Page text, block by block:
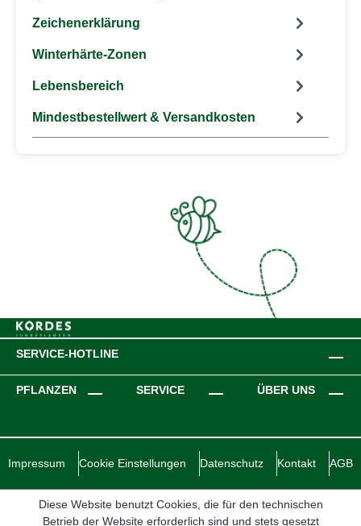
Zeichenerklärung
Winterhärte-Zonen
Lebensbereich
Mindestbestellwert & Versandkosten
SERVICE-HOTLINE
PFLANZEN SERVICE ÜBER UNS
Impressum Cookie Einstellungen Datenschutz Kontakt AGB
Diese Website benutzt Cookies, die für den technischen
Betrieb der Website erforderlich sind und stets gesetzt